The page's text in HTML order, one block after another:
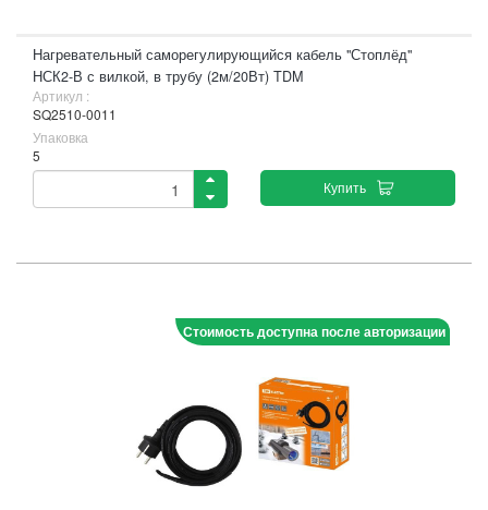
Нагревательный саморегулирующийся кабель "Стоплёд"
НСК2-В с вилкой, в трубу (2м/20Вт) TDM
Артикул :
SQ2510-0011
Упаковка
5
Купить
Стоимость доступна после авторизации